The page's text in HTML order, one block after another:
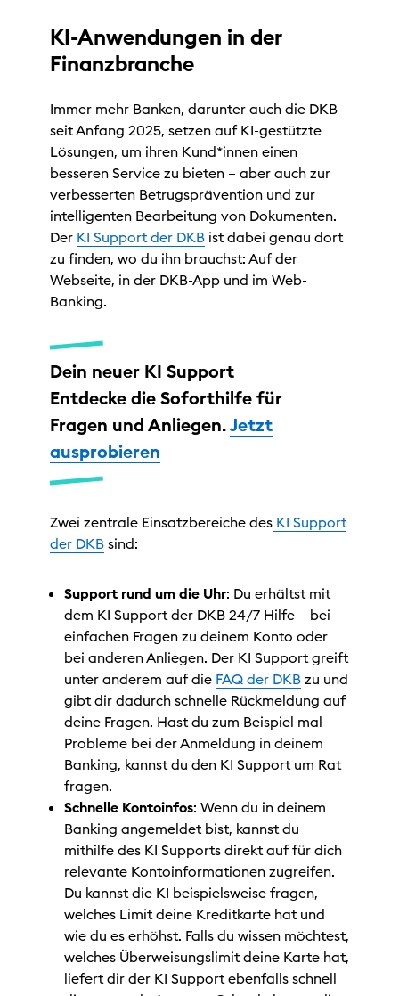
KI-Anwendungen in der
Finanzbranche
Immer mehr Banken, darunter auch die DKB
seit Anfang 2025, setzen auf KI-gestützte
Lösungen, um ihren Kund*innen einen
besseren Service zu bieten – aber auch zur
verbesserten Betrugsprävention und zur
intelligenten Bearbeitung von Dokumenten.
Der KI Support der DKBist dabei genau dort
zu finden, wo du ihn brauchst: Auf der
Webseite, in der DKB-App und im Web-
Banking.
Dein neuer KI Support
Entdecke die Soforthilfe für
Fragen und Anliegen.Jetzt
ausprobieren
Zwei zentrale Einsatzbereiche desKI Support
der DKBsind:
Support rund um die Uhr: Du erhältst mit
dem KI Support der DKB 24/7 Hilfe – bei
einfachen Fragen zu deinem Konto oder
bei anderen Anliegen. Der KI Support greift
unter anderem auf die FAQ der DKBzu und
gibt dir dadurch schnelle Rückmeldung auf
deine Fragen. Hast du zum Beispiel mal
Probleme bei der Anmeldung in deinem
Banking, kannst du den KI Support um Rat
fragen.
Schnelle Kontoinfos: Wenn du in deinem
Banking angemeldet bist, kannst du
mithilfe des KI Supports direkt auf für dich
relevante Kontoinformationen zugreifen.
Du kannst die KI beispielsweise fragen,
welches Limit deine Kreditkarte hat und
wie du es erhöhst. Falls du wissen möchtest,
welches Überweisungslimit deine Karte hat,
liefert dir der KI Support ebenfalls schnell